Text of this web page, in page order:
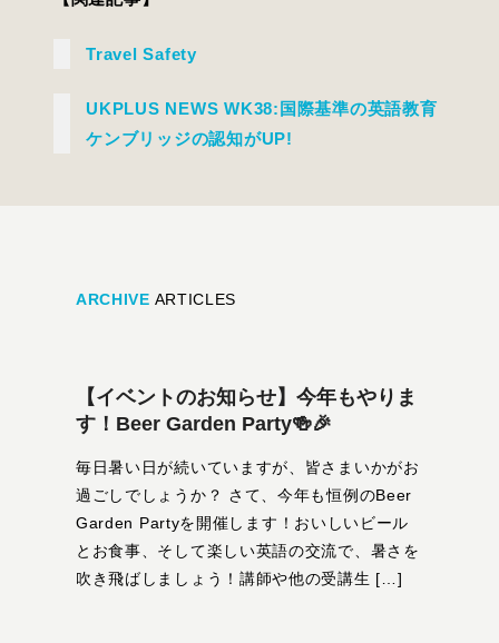
Travel Safety
UKPLUS NEWS WK38:国際基準の英語教育
ケンブリッジの認知がUP!
ARCHIVE ARTICLES
【イベントのお知らせ】今年もやりま
す！Beer Garden Party🍻🎉
毎日暑い日が続いていますが、皆さまいかがお
過ごしでしょうか？ さて、今年も恒例のBeer
Garden Partyを開催します！おいしいビール
とお食事、そして楽しい英語の交流で、暑さを
吹き飛ばしましょう！講師や他の受講生 […]